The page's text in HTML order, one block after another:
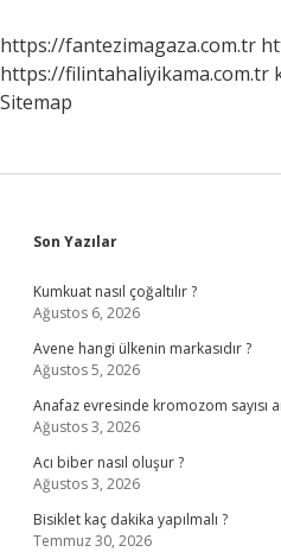
https://fantezimagaza.com.tr
https://filintahaliyikama.com.tr
Sitemap
Sidebar
Son Yazılar
Kumkuat nasıl çoğaltılır ?
Ağustos 6, 2026
Avene hangi ülkenin markasıdır ?
Ağustos 5, 2026
Anafaz evresinde kromozom sayısı
Ağustos 3, 2026
Acı biber nasıl oluşur ?
Ağustos 3, 2026
Bisiklet kaç dakika yapılmalı ?
Temmuz 30, 2026